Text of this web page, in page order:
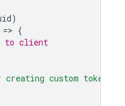
)
=> {
to client
creating custom token:'